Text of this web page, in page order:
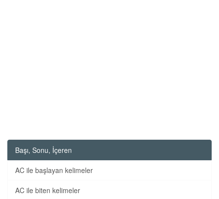
Başı, Sonu, İçeren
AC ile başlayan kelimeler
AC ile biten kelimeler